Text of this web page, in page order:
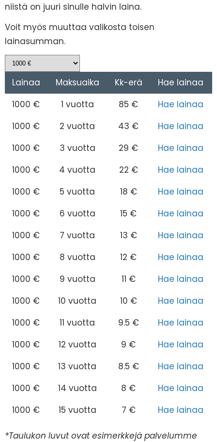
niistä on juuri sinulle halvin laina.
Voit myös muuttaa valikosta toisen
lainasumman.
Lainaa Maksuaika Kk-erä
Hae lainaa
1000 €
1 vuotta 85 €
Hae lainaa
1000 €
2 vuotta 43 €
Hae lainaa
1000 €
3 vuotta 29 €
Hae lainaa
1000 €
4 vuotta 22 €
Hae lainaa
1000 €
5 vuotta 18 €
Hae lainaa
1000 €
6 vuotta 15 €
Hae lainaa
1000 €
7 vuotta 13 €
Hae lainaa
1000 €
8 vuotta 12 €
Hae lainaa
1000 €
9 vuotta 11 €
Hae lainaa
1000 €
10 vuotta 10 €
Hae lainaa
1000 €
11 vuotta 9.5 €
Hae lainaa
1000 €
12 vuotta 9 €
Hae lainaa
1000 €
13 vuotta 8.5 €
Hae lainaa
1000 €
14 vuotta 8 €
Hae lainaa
1000 €
15 vuotta 7 € Hae lainaa
*Taulukon luvut ovat esimerkkejä palvelumme